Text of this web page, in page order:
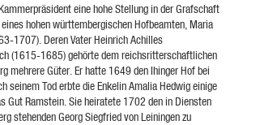
eine hohe Stellung in der Grafschaft
hohen württembergischen Hofbeamten, Maria
1707). Deren Vater Heinrich Achilles
(1615-1685) gehörte dem reichsritterschaftlichen
mehrere Güter. Er hatte 1649 den Ihinger Hof bei
seinem Tod erbte die Enkelin Amalia Hedwig einige
Gut Ramstein. Sie heiratete 1702 den in Diensten
stehenden Georg Siegfried von Leiningen zu